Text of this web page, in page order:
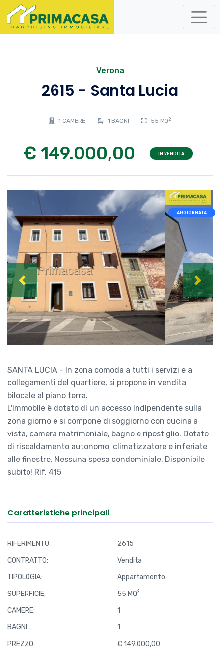
Verona
2615 - Santa Lucia
1 CAMERE 1 BAGNI 55 MQ 2
€ 149.000,00 IN VENDITA
Previous Next
SANTA LUCIA - In zona comoda a tutti i servizi e ai
collegamenti del quartiere, si propone in vendita
bilocale al piano terra.
L'immobile è dotato di un accesso indipendente sulla
zona giorno e si compone di soggiorno con cucina a
vista, camera matrimoniale, bagno e ripostiglio. Dotato
di riscaldamento autonomo, climatizzatore e inferiate
alle finestre. Nessuna spesa condominiale. Disponibile
subito! Rif. 415
Caratteristiche principali
RIFERIMENTO
2615
CONTRATTO:
Vendita
TIPOLOGIA:
Appartamento
SUPERFICIE:
55 MQ2
CAMERE:
1
BAGNI:
1
PREZZO:
€ 149.000,00
AGGIORNATA
AGGIORNATA
AGGIORNATA